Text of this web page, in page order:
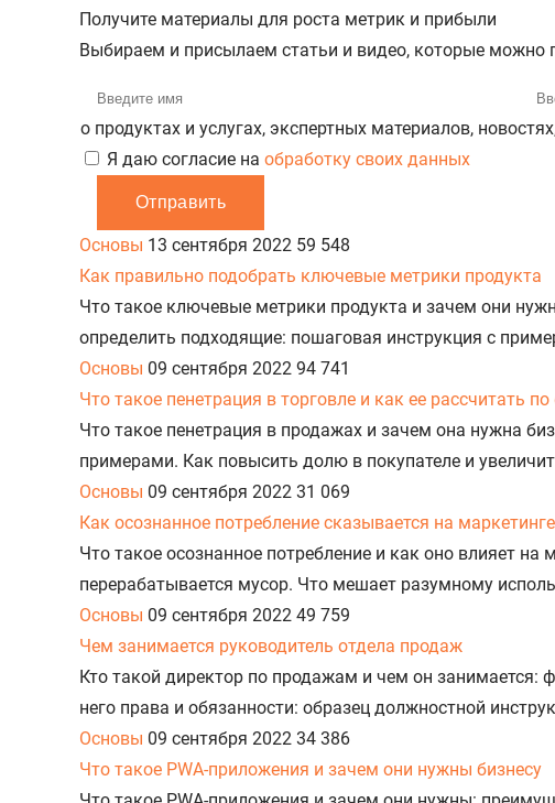
Получите материалы для роста метрик и прибыли
Выбираем и присылаем статьи и видео, которые можно
о продуктах и услугах, экспертных материалов,
Я даю согласие на обработку своих данных
Отправить
Основы 13 сентября 2022 59 548
Как правильно подобрать ключевые метрики продукта
Что такое ключевые метрики продукта и зачем они
определить подходящие: пошаговая инструкция с
Основы 09 сентября 2022 94 741
Что такое пенетрация в торговле и как ее рассчитать
Что такое пенетрация в продажах и зачем она нужна
примерами. Как повысить долю в покупателе и
Основы 09 сентября 2022 31 069
Как осознанное потребление сказывается на маркетинге
Что такое осознанное потребление и как оно влияет
перерабатывается мусор. Что мешает разумному
Основы 09 сентября 2022 49 759
Чем занимается руководитель отдела продаж
Кто такой директор по продажам и чем он занимается:
него права и обязанности: образец должностной
Основы 09 сентября 2022 34 386
Что такое PWA-приложения и зачем они нужны бизнесу